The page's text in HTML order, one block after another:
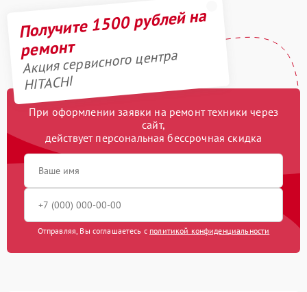
Получите 1500 рублей на
ремонт
Акция сервисного центра
HITACHI
При оформлении заявки на ремонт техники через
сайт,
действует персональная бессрочная скидка
Отправляя, Вы соглашаетесь с политикой конфиденциальности